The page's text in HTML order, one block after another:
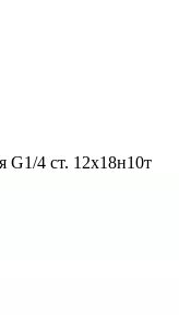
G1/4 ст. 12х18н10т